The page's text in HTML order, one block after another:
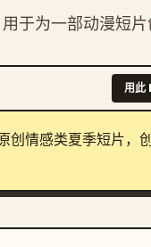
于为一部动漫短片
用此
类夏季短片，创